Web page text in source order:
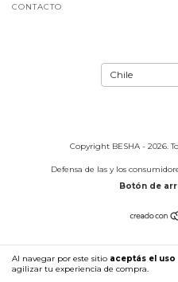
Al navegar por este sitio aceptás el
agilizar tu experiencia de compra.
CONTACTO
Copyright BESHA - 2026.
Defensa de las y los
Botón de